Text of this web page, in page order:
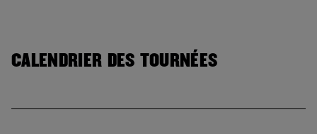
CALENDRIER DES TOURNÉES